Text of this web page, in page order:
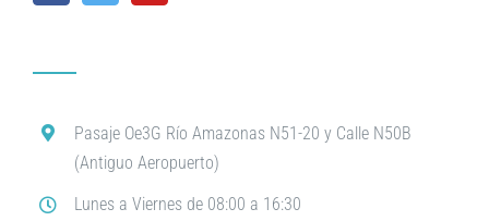
Pasaje Oe3G Río Amazonas N51-20 y Calle N50B
(Antiguo Aeropuerto)
Lunes a Viernes de 08:00 a 16:30